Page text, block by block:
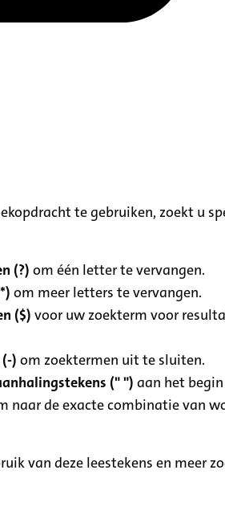
te gebruiken, zoekt u
(?) om één letter te vervangen.
om meer letters te vervangen.
($) voor uw zoekterm voor
) om zoektermen uit te sluiten.
(" ") aan het
naar de exacte combinatie van
van deze leestekens en meer